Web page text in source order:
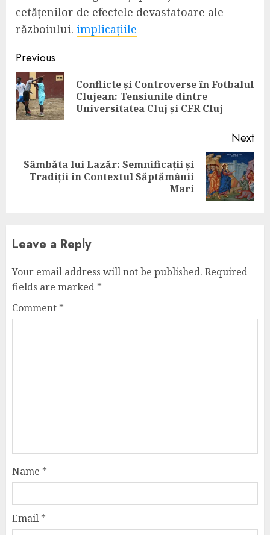
cetățenilor de efectele devastatoare ale
războiului. implicațiile
Continue
Reading
Previous
Conflicte și Controverse în Fotbalul
Clujean: Tensiunile dintre
Universitatea Cluj și CFR Cluj
Next
Next
Sâmbăta lui Lazăr: Semnificații și
Tradiții în Contextul Săptămânii
Mari
Leave a Reply
Your email address will not be published. Required
fields are marked *
Comment *
Name *
Email *